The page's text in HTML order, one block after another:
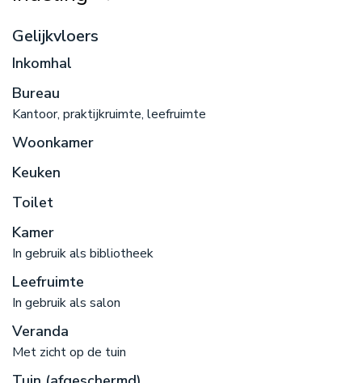
Gelijkvloers
Inkomhal
Bureau
Kantoor, praktijkruimte, leefruimte
Woonkamer
Keuken
Toilet
Kamer
In gebruik als bibliotheek
Leefruimte
In gebruik als salon
Veranda
Met zicht op de tuin